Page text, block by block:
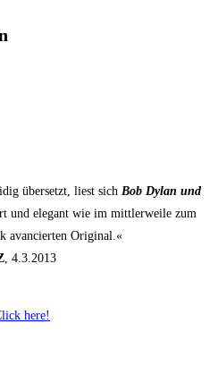
übersetzt, liest sich Bob Dylan und
und elegant wie im mittlerweile zum
avancierten Original.«
, 4.3.2013
here!